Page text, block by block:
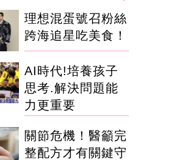
理想混蛋號召粉絲
跨海追星吃美食！
AI時代!培養孩子
思考.解決問題能
力更重要
關節危機！醫籲完
整配方才有關鍵守